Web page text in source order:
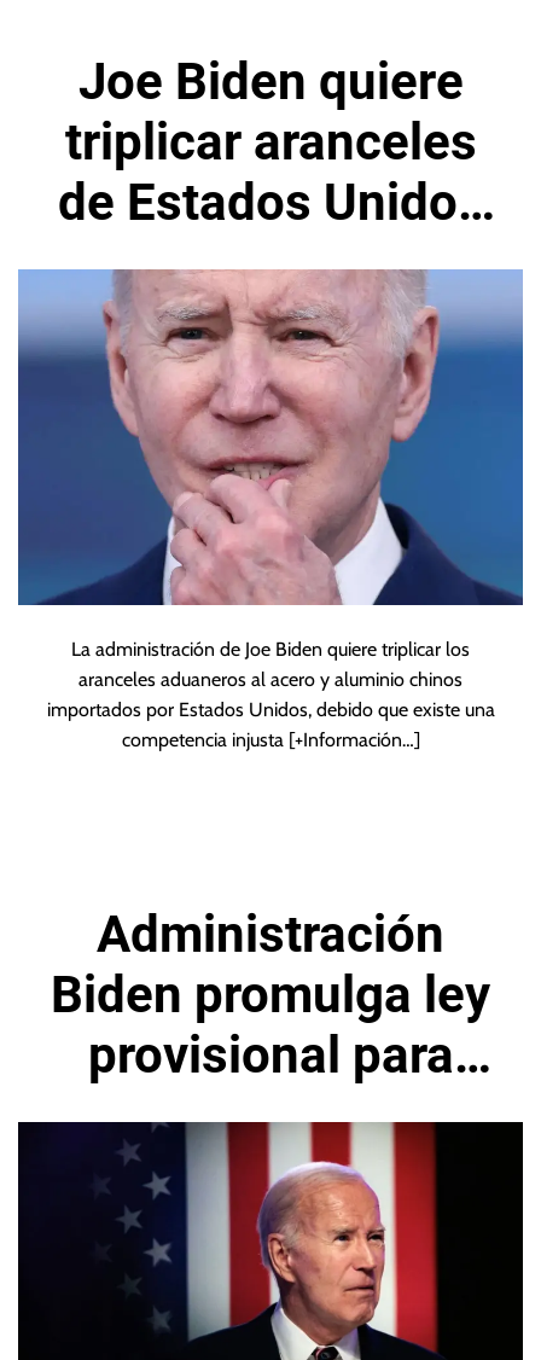
Joe Biden quiere
triplicar aranceles
de Estados Unidos
al acero y aluminio
chino
La administración de Joe Biden quiere triplicar los
aranceles aduaneros al acero y aluminio chinos
importados por Estados Unidos, debido que existe una
competencia injusta [+Información…]
Administración
Biden promulga ley
provisional para
evitar cierre del
Gobierno